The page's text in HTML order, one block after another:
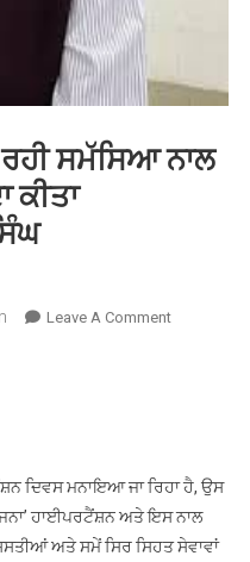
ਸਮੱਸਿਆ ਨਾਲ
Leave A CommentOn
ਨਾਲ
ਨਜਿੱਠਣ
ਲਈ
ਦਿਵਸ ਮਨਾਇਆ ਜਾ ਰਿਹਾ ਹੈ, ਉਸ
ਹਾਈਪਰਟੈਂਸ਼ਨ ਅਤੇ ਇਸ ਨਾਲ
ਅਤੇ ਸਮੇਂ ਸਿਰ ਸਿਹਤ ਸੇਵਾਵਾਂ